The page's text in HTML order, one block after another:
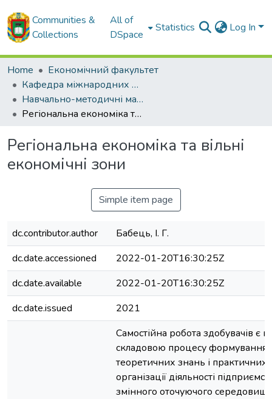
Communities &
Collections
All of
DSpace
Statistics Log In
Home
Економічний факультет
Кафедра міжнародних економічних відносин та іноземних мов
Навчально-методичні матеріали кафедри міжнародних економічних відносин та іноземних мов
Регіональна економіка та вільні економічні зони
Регіональна економіка та вільні
економічні зони
Simple item page
dc.contributor.author
Бабець, І. Г.
dc.date.accessioned
2022-01-20T16:30:25Z
dc.date.available
2022-01-20T16:30:25Z
dc.date.issued
2021
Самостійна робота здобувачів є
складовою процесу формування
теоретичних знань і практичних
організації діяльності
змінного оточуючого